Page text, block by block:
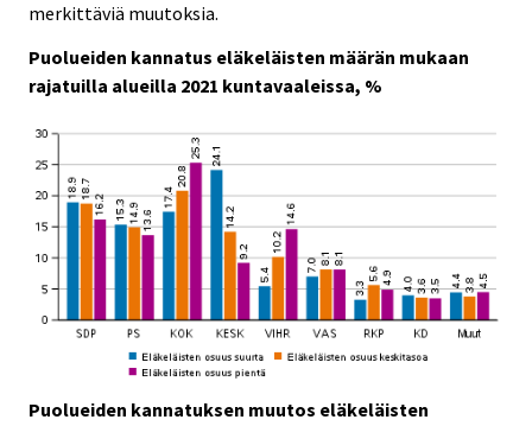
merkittäviä muutoksia.
Puolueiden kannatus eläkeläisten määrän mukaan
rajatuilla alueilla 2021 kuntavaaleissa, %
Puolueiden kannatuksen muutos eläkeläisten